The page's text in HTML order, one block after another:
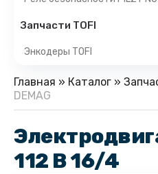
Запчасти TOFI
Энкодеры TOFI
Главная » Каталог »
DEMAG
112 B 16/4